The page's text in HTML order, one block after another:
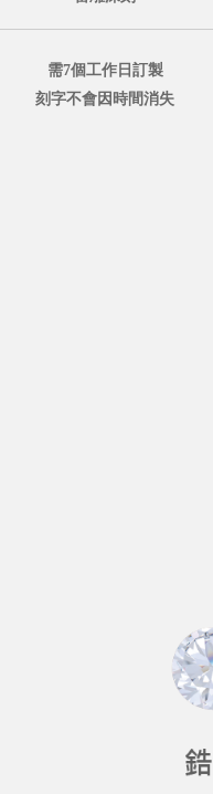
需7個工作日訂製
刻字不會因時間消失